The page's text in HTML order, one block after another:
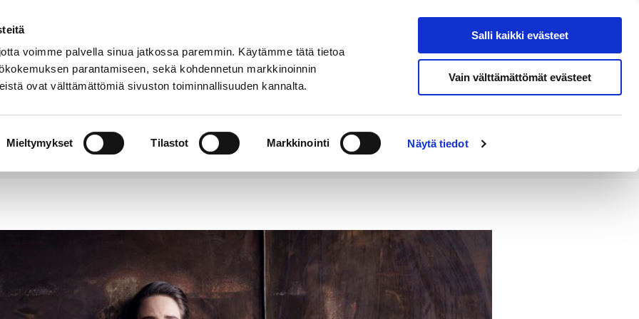
voimme palvella sinua jatkossa paremmin. Käytämme tätä tietoa
parantamiseen, sekä kohdennetun markkinoinnin
ovat välttämättömiä sivuston toiminnallisuuden kannalta.
Mieltymykset Tilastot Markkinointi Näytä tiedot
Salli kaikki evästeet
Vain välttämättömät evästeet
Hae sivustolta